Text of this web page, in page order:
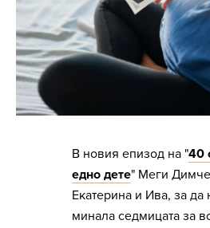
В новия епизод на "40
едно дете" Меги
Екатерина и Ива, за да
минала седмицата за